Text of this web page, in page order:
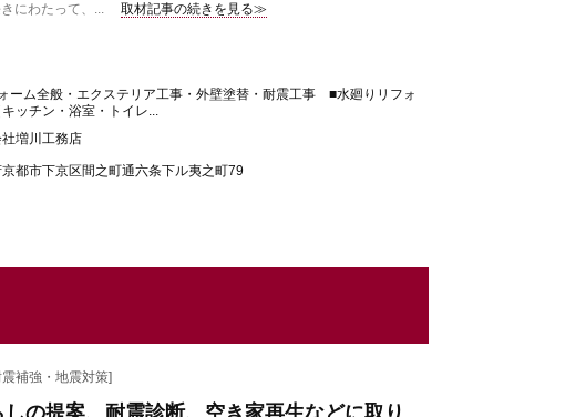
にわたって、...
取材記事の続きを見る≫
ーム全般・エクステリア工事・外壁塗替・耐震工事 ■水廻りリフォ
ッチン・浴室・トイレ...
増川工務店
都市下京区間之町通六条下ル夷之町79
補強・地震対策]
の提案、耐震診断、空き家再生などに取り